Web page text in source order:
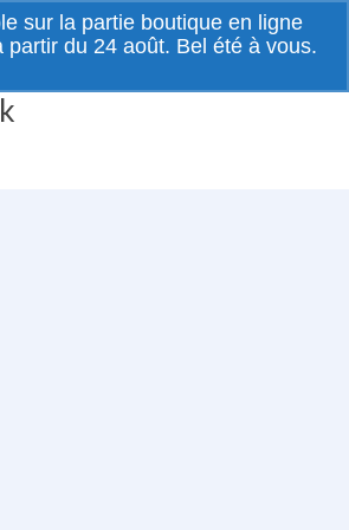
sur la partie boutique en ligne
du 24 août. Bel été à vous.